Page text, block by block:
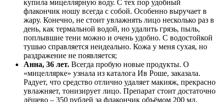
купила мицеллярную воду. С тех пор удобный
флакончик ношу всегда с собой. Особенно выручает в
жару. Конечно, не стоит увлажнять лицо несколько раз в
день, как термальной водой, но удалить грязь, пыль,
поплывшие тени можно и очень удобно. С водостойкой
тушью справляется неидеально. Кожа у меня сухая, но
раздражение не появляется;
Анна, 36 лет. Всегда пробую новые продукты. О
«мицеллярке» узнала из каталога Ив Роше, заказала.
Радует, что средство отлично удаляет макияж, прекрасно
увлажняет, тонизирует лицо. Препарат стоит достаточно
дёшево – 350 рублей за флакончик объёмом 200 мл.